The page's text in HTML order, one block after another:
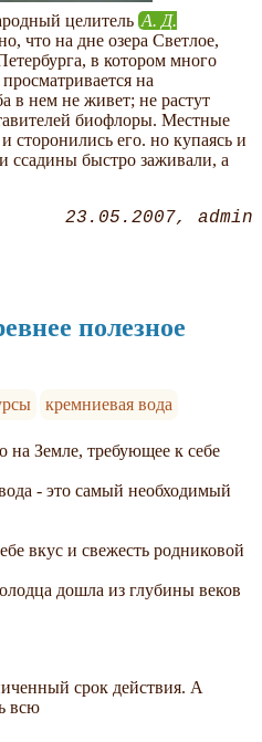
целитель А. Д.
что на дне озера Светлое,
в котором много
на
в нем не живет; не растут
биофлоры. Местные
сторонились его. но купаясь и
ссадины быстро заживали, а
23.05.2007 admin
полезное
кремниевая вода
на Земле, требующее к себе
- это самый необходимый
вкус и свежесть родниковой
дошла из глубины веков
срок действия. А
всю